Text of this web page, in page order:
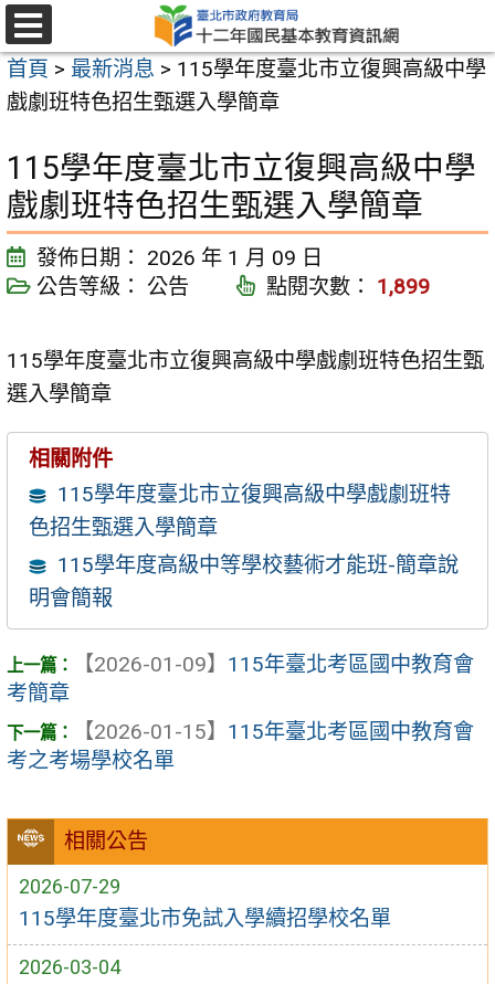
跳
至
主
要
容
區
選
單
首頁 > 最新消息 > 115學年度臺北市立復興高級中學
戲劇班特色招生甄選入學簡章
相關公告
2026-07-29
115學年度臺北市免試入學續招學校名單
2026-03-04
115學年度臺北市立復興高級中學
戲劇班特色招生甄選入學簡章
發佈日期：
2026 年 1 月 09 日
公告等級：
公告 點閱次數： 1,899
115學年度臺北市立復興高級中學戲劇班特色招生甄
選入學簡章
相關附件
115學年度臺北市立復興高級中學戲劇班特
色招生甄選入學簡章
115學年度高級中等學校藝術才能班-簡章說
明會簡報
【2026-01-09】 115年臺北考區國中教育會
考簡章
【2026-01-15】 115年臺北考區國中教育會
考之考場學校名單